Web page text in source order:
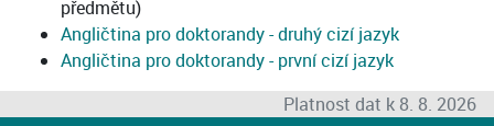
předmětu)
Angličtina pro doktorandy - druhý cizí jazyk
Angličtina pro doktorandy - první cizí jazyk
Platnost dat k 8. 8. 2026